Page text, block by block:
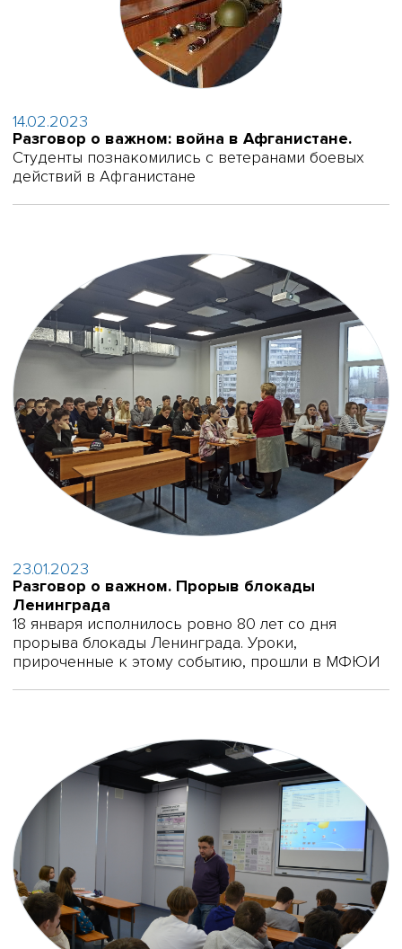
14.02.2023
Разговор о важном: война в Афганистане.
Студенты познакомились с ветеранами боевых
действий в Афганистане
23.01.2023
Разговор о важном. Прорыв блокады
Ленинграда
18 января исполнилось ровно 80 лет со дня
прорыва блокады Ленинграда. Уроки,
прироченные к этому событию, прошли в МФЮИ